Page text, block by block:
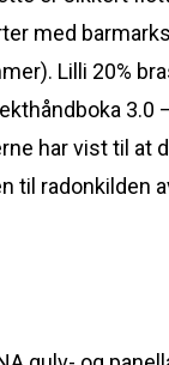
med
Lilli 20%
3.0
har vist til at
til radonkilden